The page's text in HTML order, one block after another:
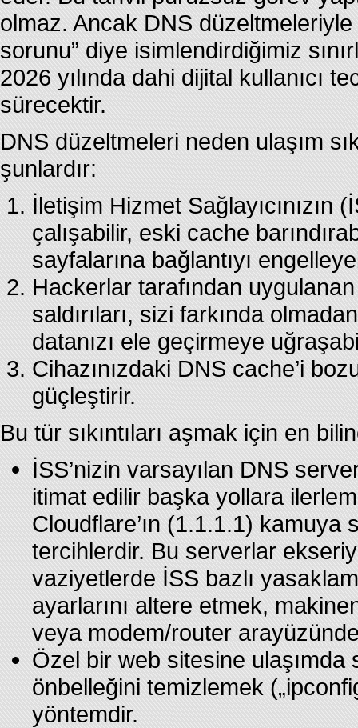
olmaz. Ancak DNS
sorunu” diye isimlendirdiğimiz
2026 yılında dahi dijital kullanıcı
sürecektir.
DNS düzeltmeleri neden ulaşım
şunlardır:
İletişim Hizmet
çalışabilir, eski cache
sayfalarına bağlantıyı
Hackerlar tarafından
saldırıları, sizi farkında
datanızı ele geçirmeye
Cihazınızdaki DNS cache’i
güçleştirir.
Bu tür sıkıntıları aşmak için en
İSS’nizin varsayılan DNS
itimat edilir başka yollara
Cloudflare’ın (1.1.1.1)
tercihlerdir. Bu serverlar
vaziyetlerde İSS bazlı
ayarlarını altere etmek,
veya modem/router
Özel bir web sitesine ulaşımda
önbelleğini temizlemek
yöntemdir.